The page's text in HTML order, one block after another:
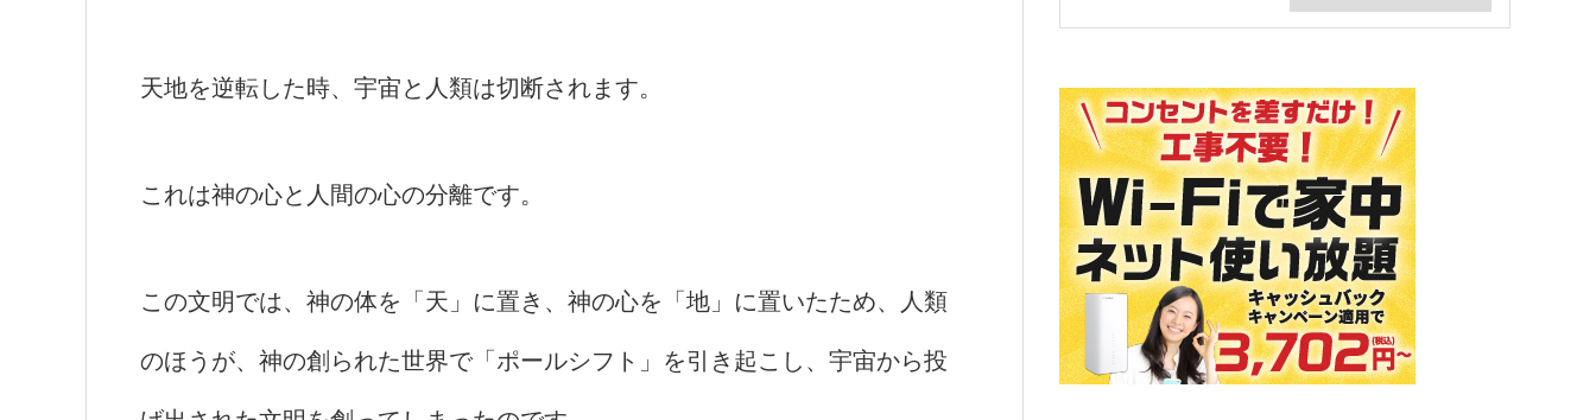
天地を逆転した時、宇宙と人類は切断されます。
これは神の心と人間の心の分離です。
この文明では、神の体を「天」に置き、神の心を「地」に置いたため、人類
のほうが、神の創られた世界で「ポールシフト」を引き起こし、宇宙から投